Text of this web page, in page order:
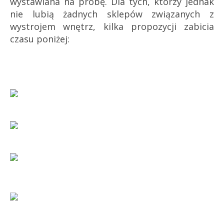
nie lubią żadnych sklepów związanych z
wystrojem wnętrz, kilka propozycji zabicia
czasu poniżej: